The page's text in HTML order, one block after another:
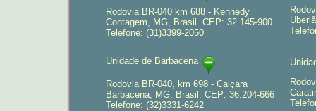
Rodovia BR-040 km 688 - Kennedy
Contagem, MG, Brasil. CEP: 32.145-900
Telefone: (31)3399-2050
Unidade de Barbacena
Rodovia BR-040, km 698 - Caiçara
Barbacena, MG, Brasil. CEP: 36.204-666
Telefone: (32)3331-6242